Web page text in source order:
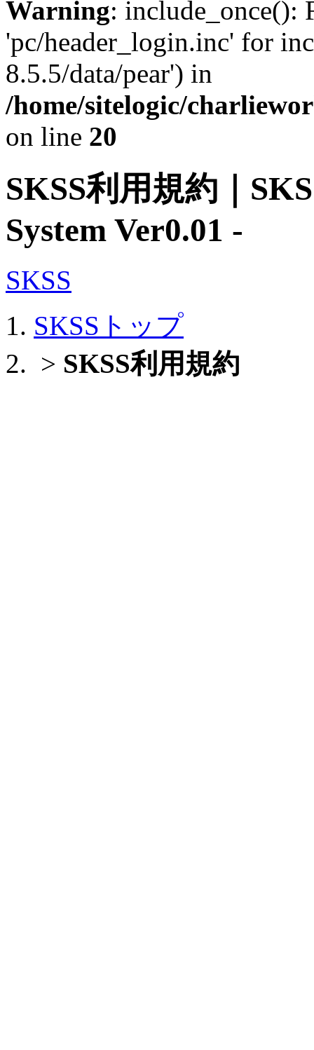
Warning: include_once():
'pc/header_login.inc' for
8.5.5/data/pear') in
/home/sitelogic/
on line 20
SKSS利用規約｜
System Ver0.01 -
SKSS
SKSSトップ
> SKSS利用規約